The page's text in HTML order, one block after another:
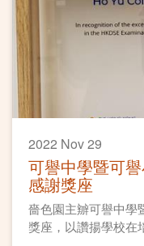
2022 Nov 29
可譽中學暨可
感謝獎座
嗇色園主辧可譽中學
獎座，以讚揚學校在